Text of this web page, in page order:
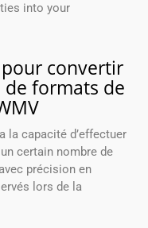
into your
convertir
formats de
la capacité d’effectuer
certain nombre de
précision en
lors de la